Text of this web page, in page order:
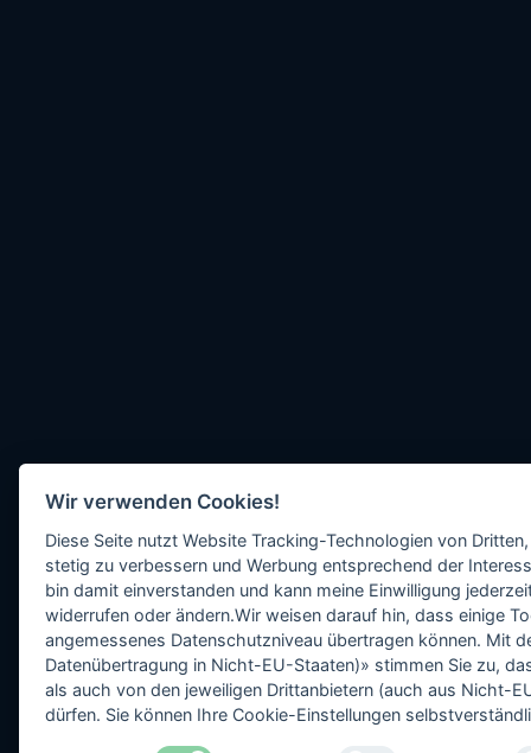
Wir verwenden Cookies!
Diese Seite nutzt Website Tracking-Technologien von
stetig zu verbessern und Werbung entsprechend der
bin damit einverstanden und kann meine Einwilligung
widerrufen oder ändern.Wir weisen darauf hin, dass einige
angemessenes Datenschutzniveau übertragen können. Mit
Datenübertragung in Nicht-EU-Staaten)» stimmen Sie zu,
als auch von den jeweiligen Drittanbietern (auch aus Nicht-
dürfen. Sie können Ihre Cookie-Einstellungen